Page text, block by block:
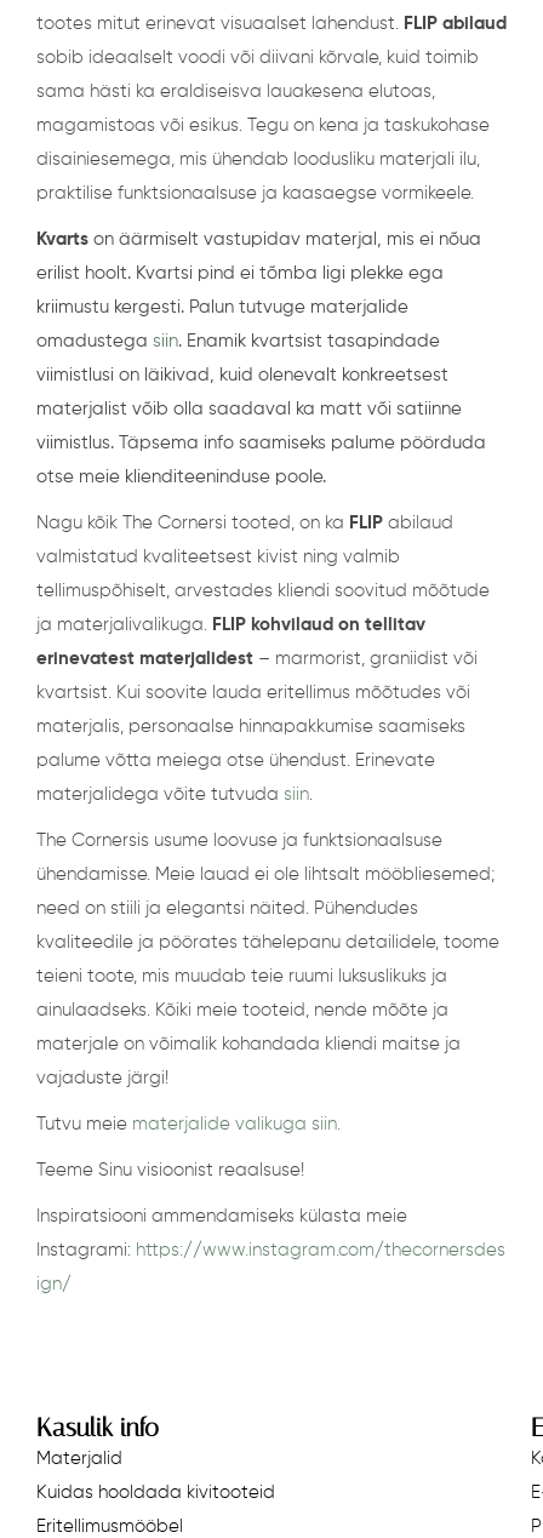
tootes mitut erinevat visuaalset lahendust. FLIP abilaud
sobib ideaalselt voodi või diivani kõrvale, kuid toimib
sama hästi ka eraldiseisva lauakesena elutoas,
magamistoas või esikus. Tegu on kena ja taskukohase
disainiesemega, mis ühendab loodusliku materjali ilu,
praktilise funktsionaalsuse ja kaasaegse vormikeele.
Kvarts on äärmiselt vastupidav materjal, mis ei nõua
erilist hoolt. Kvartsi pind ei tõmba ligi plekke ega
kriimustu kergesti. Palun tutvuge materjalide
omadustega siin. Enamik kvartsist tasapindade
viimistlusi on läikivad, kuid olenevalt konkreetsest
materjalist võib olla saadaval ka matt või satiinne
viimistlus. Täpsema info saamiseks palume pöörduda
otse meie klienditeeninduse poole.
Nagu kõik The Cornersi tooted, on ka FLIP abilaud
valmistatud kvaliteetsest kivist ning valmib
tellimuspõhiselt, arvestades kliendi soovitud mõõtude
ja materjalivalikuga. FLIP kohvilaud on tellitav
erinevatest materjalidest – marmorist, graniidist või
kvartsist. Kui soovite lauda eritellimus mõõtudes või
materjalis, personaalse hinnapakkumise saamiseks
palume võtta meiega otse ühendust. Erinevate
materjalidega võite tutvuda siin.
The Cornersis usume loovuse ja funktsionaalsuse
ühendamisse. Meie lauad ei ole lihtsalt mööbliesemed;
need on stiili ja elegantsi näited. Pühendudes
kvaliteedile ja pöörates tähelepanu detailidele, toome
teieni toote, mis muudab teie ruumi luksuslikuks ja
ainulaadseks. Kõiki meie tooteid, nende mõõte ja
materjale on võimalik kohandada kliendi maitse ja
vajaduste järgi!
Tutvu meie materjalide valikuga siin.
Teeme Sinu visioonist reaalsuse!
Inspiratsiooni ammendamiseks külasta meie
Instagrami: https://www.instagram.com/thecornersdes
ign/
Kasulik info
Materjalid
Kuidas hooldada kivitooteid
Eritellimusmööbel